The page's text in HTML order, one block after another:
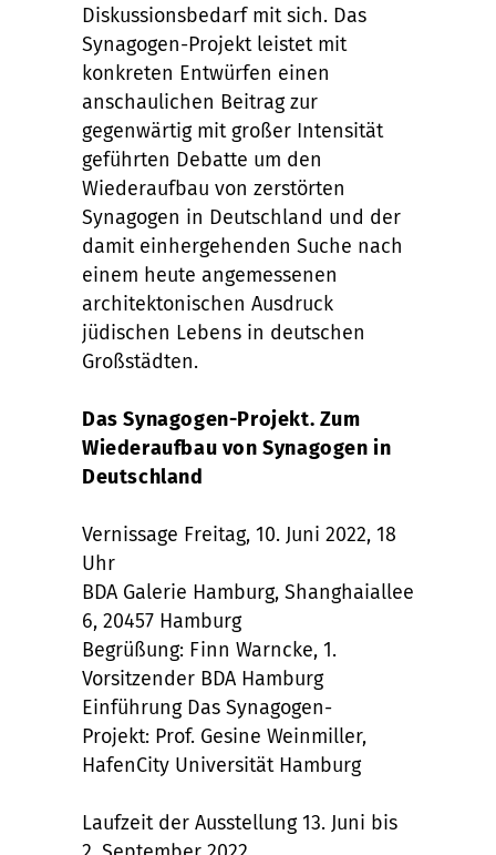
Diskussionsbedarf mit sich. Das
Synagogen-Projekt leistet mit
konkreten Entwürfen einen
anschaulichen Beitrag zur
gegenwärtig mit großer Intensität
geführten Debatte um den
Wiederaufbau von zerstörten
Synagogen in Deutschland und der
damit einhergehenden Suche nach
einem heute angemessenen
architektonischen Ausdruck
jüdischen Lebens in deutschen
Großstädten.
Das Synagogen-Projekt­­­­­. Zum
Wiederaufbau von Synagogen in
Deutschland
Vernissage Freitag, 10. Juni 2022, 18
Uhr
BDA Galerie Hamburg, Shanghaiallee
6, 20457 Hamburg
Begrüßung: Finn Warncke, 1.
Vorsitzender BDA Hamburg
Einführung Das Synagogen-
Projekt: Prof. Gesine Weinmiller,
HafenCity Universität Hamburg
Laufzeit der Ausstellung 13. Juni bis